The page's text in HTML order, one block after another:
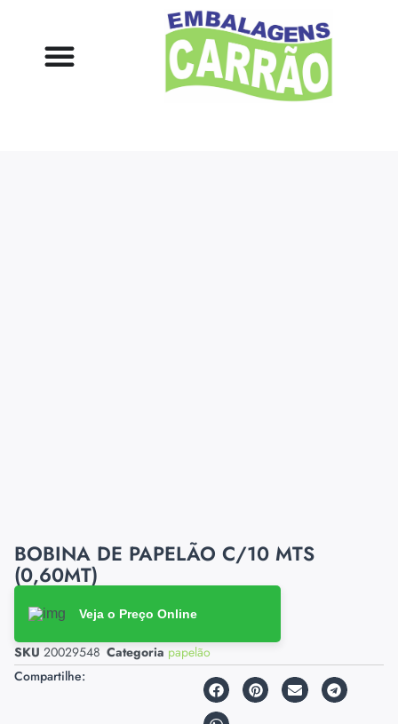
BOBINA DE PAPELÃO C/10 MTS
(0,60MT)
Veja o Preço Online
SKU 20029548 Categoria papelão
Compartilhe: